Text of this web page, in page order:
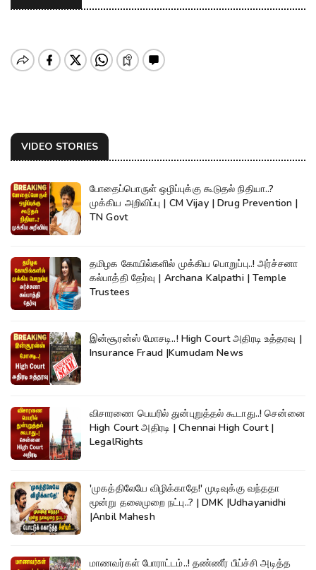
VIDEO STORIES
போதைப்பொருள் ஒழிப்புக்கு கூடுதல் நிதியா..?
முக்கிய அறிவிப்பு | CM Vijay | Drug Prevention |
TN Govt
தமிழக கோயில்களில் முக்கிய பொறுப்பு..! அர்ச்சனா
கல்பாத்தி தேர்வு | Archana Kalpathi | Temple
Trustees
இன்சூரன்ஸ் மோசடி..! High Court அதிரடி உத்தரவு |
Insurance Fraud |Kumudam News
விசாரணை பெயரில் துன்புறுத்தல் கூடாது..! சென்னை
High Court அதிரடி | Chennai High Court |
LegalRights
'முகத்திலேயே விழிக்காதே!' முடிவுக்கு வந்ததா
மூன்று தலைமுறை நட்பு..? | DMK |Udhayanidhi
|Anbil Mahesh
மாணவர்கள் போராட்டம்..! தண்ணீர் பீய்ச்சி அடித்த